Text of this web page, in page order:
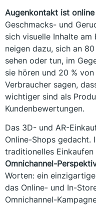
Augenkontakt ist
Geschmacks- und
sich visuelle Inhalte am
neigen dazu, sich an
sehen oder tun, im
sie hören und 20 %
Verbraucher sagen,
wichtiger sind als
Kundenbewertungen.
Das 3D- und AR-
Online-Shops gedacht.
traditionelles
Omnichannel-
Worten: ein
das Online- und In-
Omnichannel-